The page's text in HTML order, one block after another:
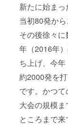
新たに始ま
当初80発から
その後徐々
年（2016年
ち上げ、今
約2000発を
です。かつ
大会の規模
ところまで来